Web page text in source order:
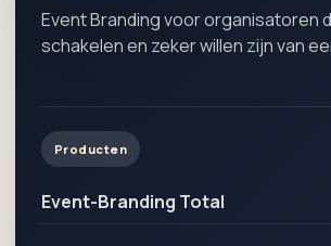
Event Branding voor organisatoren
schakelen en zeker willen zijn van
Producten
Event-Branding Total